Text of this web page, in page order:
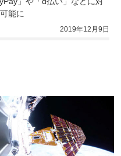
能に
2019年12月9日